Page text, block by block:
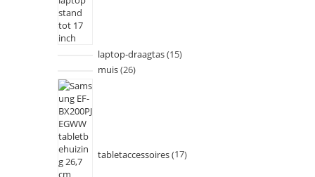
laptop-draagtas 15
muis 26
tabletaccessoires 17